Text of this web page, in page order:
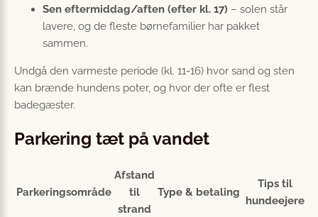
Sen eftermiddag/aften (efter kl. 17) – solen står
lavere, og de fleste børnefamilier har pakket
sammen.
Undgå den varmeste periode (kl. 11-16) hvor sand og sten
kan brænde hundens poter, og hvor der ofte er flest
badegæster.
Parkering tæt på vandet
Parkeringsområde
Afstand
til
strand
Type & betaling
Tips til
hundeejere